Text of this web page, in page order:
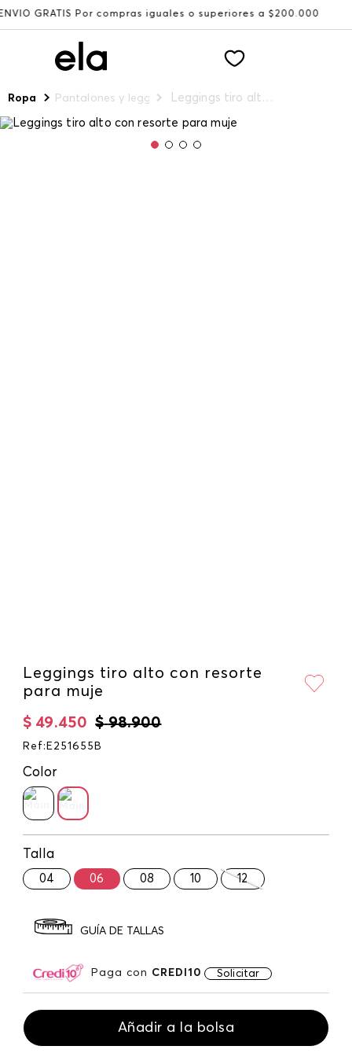
Por compras iguales o superiores a $200.000 Recibe:
Ropa Pantalones y leggings Leggings tiro alto con resorte para muje
Leggings tiro alto con resorte
para muje
$ 98.900
$ 49.450
Ref : E251655B
Color
Talla
04 06 08 10 12
GUÍA DE TALLAS
Paga con CREDI10 Solicitar
Añadir a la bolsa